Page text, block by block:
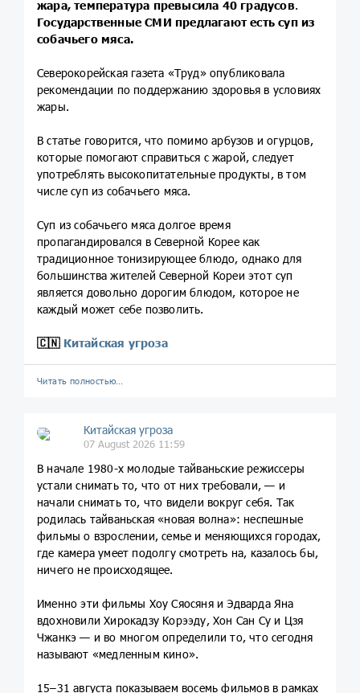
жара, температура превысила 40 градусов.
Государственные СМИ предлагают есть суп из
собачьего мяса.
Северокорейская газета «Труд» опубликовала
рекомендации по поддержанию здоровья в условиях
жары.
В статье говорится, что помимо арбузов и огурцов,
которые помогают справиться с жарой, следует
употреблять высокопитательные продукты, в том
числе суп из собачьего мяса.
Суп из собачьего мяса долгое время
пропагандировался в Северной Корее как
традиционное тонизирующее блюдо, однако для
большинства жителей Северной Кореи этот суп
является довольно дорогим блюдом, которое не
каждый может себе позволить.
🇨🇳 Китайская угроза
Читать полностью…
Китайская угроза
07 August 2026 11:59
В начале 1980-х молодые тайваньские режиссеры
устали снимать то, что от них требовали, — и
начали снимать то, что видели вокруг себя. Так
родилась тайваньская «новая волна»: неспешные
фильмы о взрослении, семье и меняющихся городах,
где камера умеет подолгу смотреть на, казалось бы,
ничего не происходящее.
Именно эти фильмы Хоу Сяосяня и Эдварда Яна
вдохновили Хирокадзу Корээду, Хон Сан Су и Цзя
Чжанкэ — и во многом определили то, что сегодня
называют «медленным кино».
15–31 августа показываем восемь фильмов в рамках